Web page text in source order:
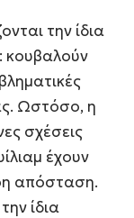
την ίδια
κουβαλούν
Ωστόσο, η
σχέσεις
έχουν
απόσταση.
ίδια